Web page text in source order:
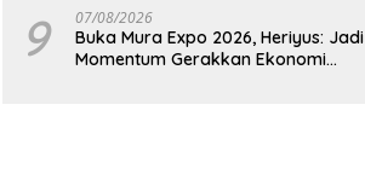
9 07/08/2026
Buka Mura Expo 2026, Heriyus: Jadi
Momentum Gerakkan Ekonomi